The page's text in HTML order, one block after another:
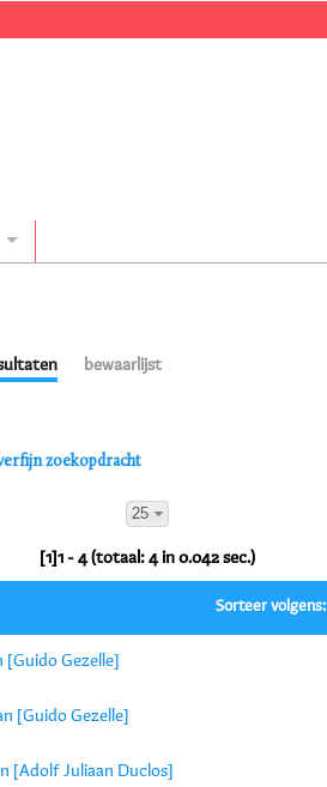
bewaarlijst
zoekopdracht
25
[1]1 - 4 (totaal: 4 in 0.042 sec.)
Sorteer volgens:
[Guido Gezelle]
[Guido Gezelle]
[Adolf Juliaan Duclos]